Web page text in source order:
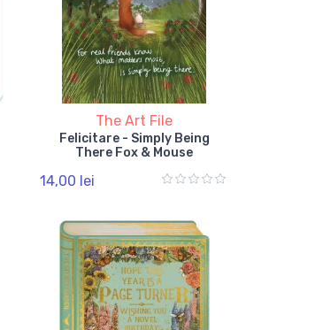
The Art File
Felicitare - Simply Being
There Fox & Mouse
14,00 lei